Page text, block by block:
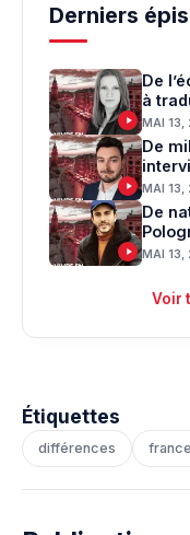
Derniers
De
à
MAI 13,
De
MAI 13,
De
MAI 13,
Voir
Étiquettes
différences france